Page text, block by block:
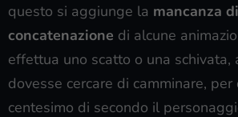
questo si aggiunge la mancanza
concatenazione di alcune
effettua uno scatto o una schivata,
dovesse cercare di camminare, per
centesimo di secondo il